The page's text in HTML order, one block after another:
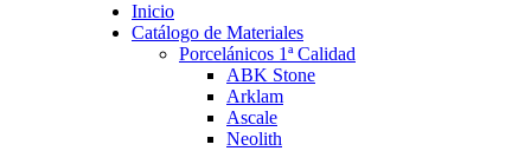
Inicio
Catálogo de Materiales
Porcelánicos 1ª Calidad
ABK Stone
Arklam
Ascale
Neolith